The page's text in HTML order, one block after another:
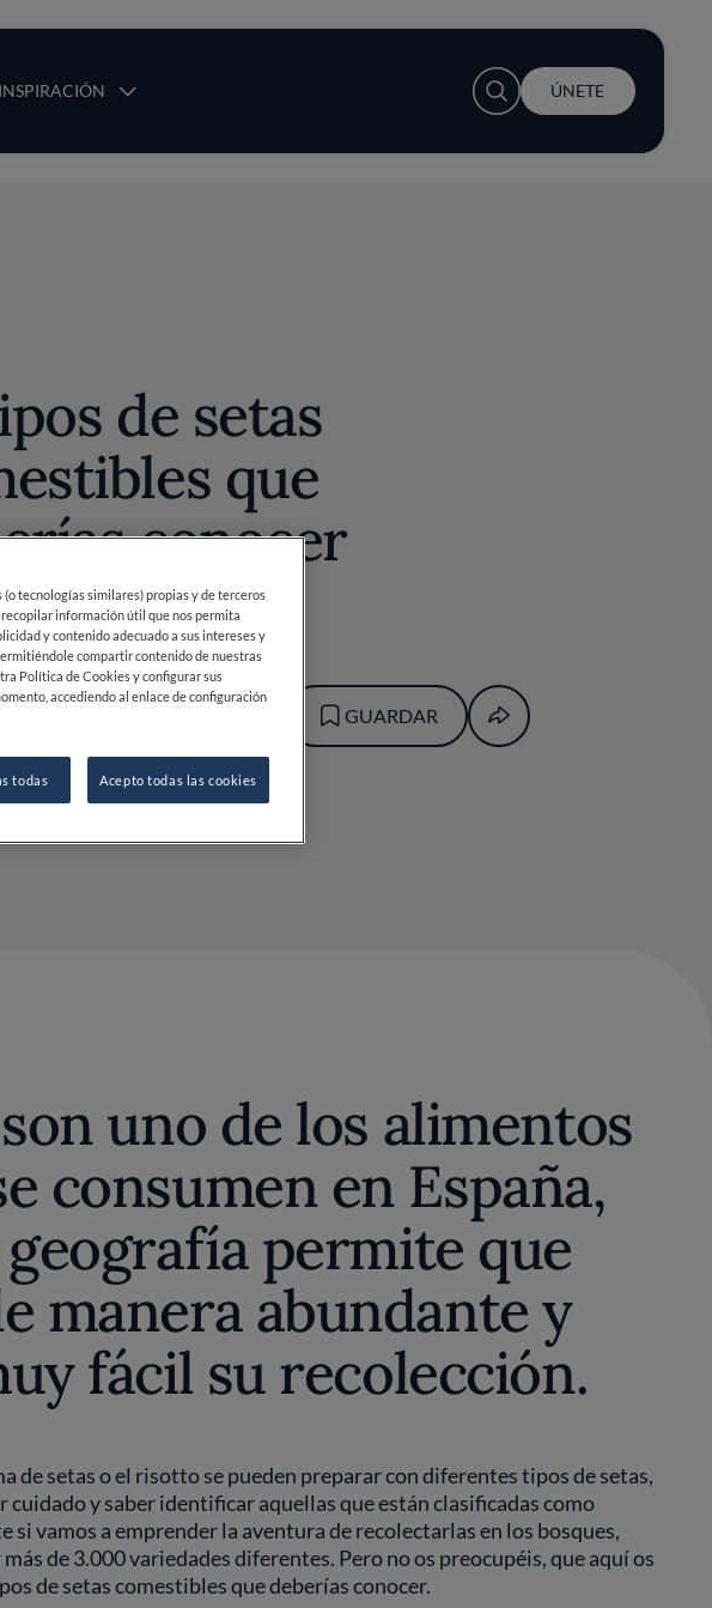
INSPIRACIÓN
User account menu
ÚNETE
de setas
que
conocer
LOVERS
GUARDAR
uno de los alimentos
consumen en España,
permite que
manera abundante y
fácil su recolección.
de setas o el risotto se pueden preparar con diferentes tipos de setas,
cuidado y saber identificar aquellas que están clasificadas como
si vamos a emprender la aventura de recolectarlas en los bosques,
de 3.000 variedades diferentes. Pero no os preocupéis, que aquí os
de setas comestibles que deberías conocer.
(o tecnologías similares) propias y de terceros
información útil que nos permita
y contenido adecuado a sus intereses y
compartir contenido de nuestras
Política de Cookies y configurar sus
accediendo al enlace de configuración
todas Acepto todas las cookies